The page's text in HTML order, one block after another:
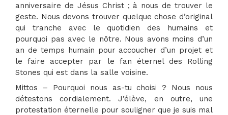
anniversaire de Jésus Christ ; à nous de trouver le
geste. Nous devons trouver quelque chose d’original
qui tranche avec le quotidien des humains et
pourquoi pas avec le nôtre. Nous avons moins d’un
an de temps humain pour accoucher d’un projet et
le faire accepter par le fan éternel des Rolling
Stones qui est dans la salle voisine.
Mittos – Pourquoi nous as-tu choisi ? Nous nous
détestons cordialement. J’élève, en outre, une
protestation éternelle pour souligner que je suis mal